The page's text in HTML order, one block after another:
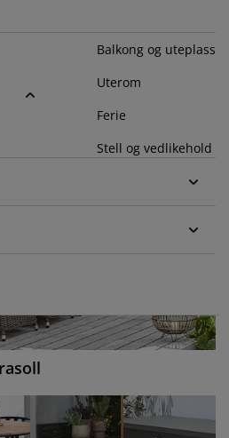
Balkong og uteplass
Uterom
Ferie
Stell og vedlikehold